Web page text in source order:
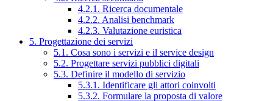
4.2.1. Ricerca documentale
4.2.2. Analisi benchmark
4.2.3. Valutazione euristica
5. Progettazione dei servizi
5.1. Cosa sono i servizi e il service design
5.2. Progettare servizi pubblici digitali
5.3. Definire il modello di servizio
5.3.1. Identificare gli attori coinvolti
5.3.2. Formulare la proposta di valore